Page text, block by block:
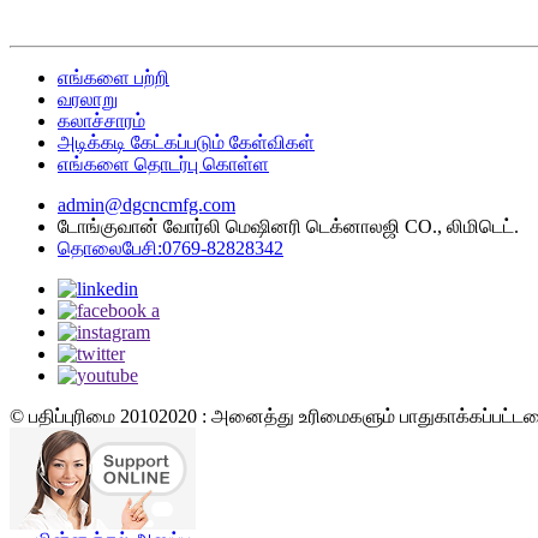
எங்களை பற்றி
வரலாறு
கலாச்சாரம்
அடிக்கடி கேட்கப்படும் கேள்விகள்
எங்களை தொடர்பு கொள்ள
admin@dgcncmfg.com
டோங்குவான் வோர்லி மெஷினரி டெக்னாலஜி CO., லிமிடெட்.
தொலைபேசி:0769-82828342
© பதிப்புரிமை 20102020 : அனைத்து உரிமைகளும்